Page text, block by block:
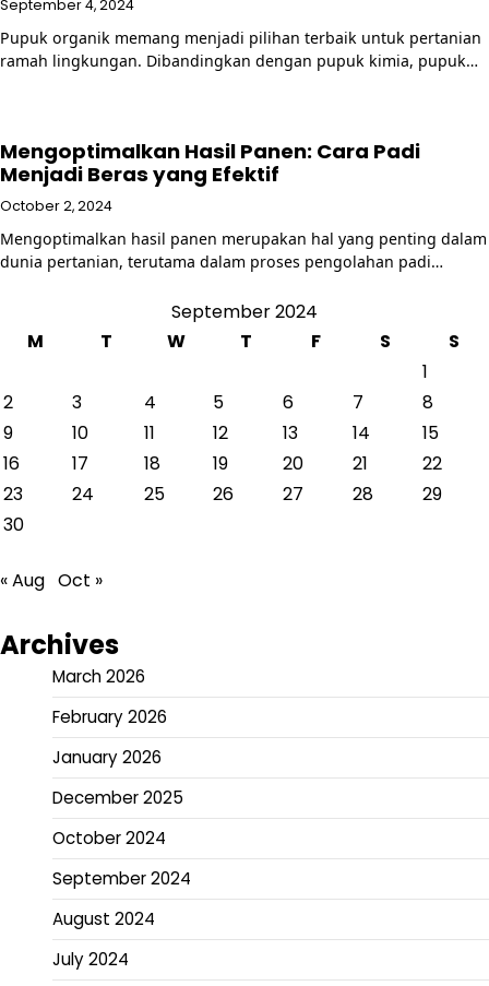
September 4, 2024
Pupuk organik memang menjadi pilihan terbaik untuk pertanian
ramah lingkungan. Dibandingkan dengan pupuk kimia, pupuk…
Mengoptimalkan Hasil Panen: Cara Padi
Menjadi Beras yang Efektif
October 2, 2024
Mengoptimalkan hasil panen merupakan hal yang penting dalam
dunia pertanian, terutama dalam proses pengolahan padi…
September 2024
M
T W T F S
S
1
2
3 4 5 6 7
8
9
10 11 12 13 14
15
16
17 18 19 20 21
22
23
24 25 26 27 28
29
30
« Aug Oct »
Archives
March 2026
February 2026
January 2026
December 2025
October 2024
September 2024
August 2024
July 2024